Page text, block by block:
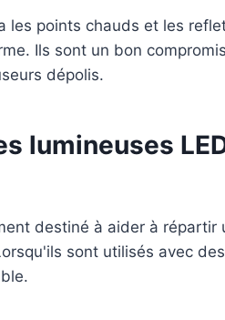
les points chauds et les
Ils sont un bon
dépolis.
lumineuses
destiné à aider à
sont utilisés avec